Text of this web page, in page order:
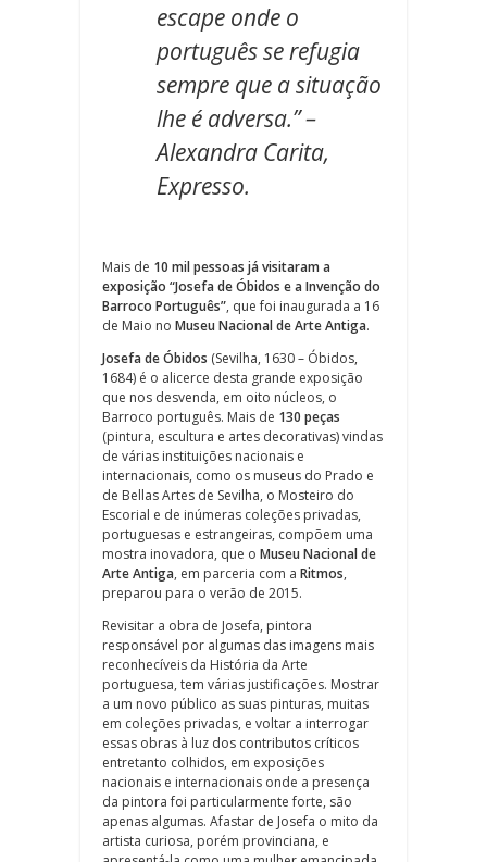
escape onde o
português se refugia
sempre que a situação
lhe é adversa.” –
Alexandra Carita,
Expresso.
Mais de 10 mil pessoas já visitaram a
exposição “Josefa de Óbidos e a Invenção do
Barroco Português”, que foi inaugurada a 16
de Maio no Museu Nacional de Arte Antiga.
Josefa de Óbidos (Sevilha, 1630 – Óbidos,
1684) é o alicerce desta grande exposição
que nos desvenda, em oito núcleos, o
Barroco português. Mais de 130 peças
(pintura, escultura e artes decorativas) vindas
de várias instituições nacionais e
internacionais, como os museus do Prado e
de Bellas Artes de Sevilha, o Mosteiro do
Escorial e de inúmeras coleções privadas,
portuguesas e estrangeiras, compõem uma
mostra inovadora, que o Museu Nacional de
Arte Antiga, em parceria com a Ritmos,
preparou para o verão de 2015.
Revisitar a obra de Josefa, pintora
responsável por algumas das imagens mais
reconhecíveis da História da Arte
portuguesa, tem várias justificações. Mostrar
a um novo público as suas pinturas, muitas
em coleções privadas, e voltar a interrogar
essas obras à luz dos contributos críticos
entretanto colhidos, em exposições
nacionais e internacionais onde a presença
da pintora foi particularmente forte, são
apenas algumas. Afastar de Josefa o mito da
artista curiosa, porém provinciana, e